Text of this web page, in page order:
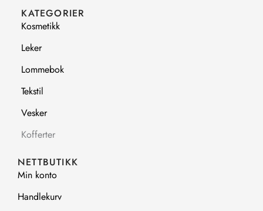
b
o
o
k
a
g
KATEGORIER
Kosmetikk
Leker
Lommebok
Tekstil
Vesker
Kofferter
NETTBUTIKK
Min konto
Handlekurv